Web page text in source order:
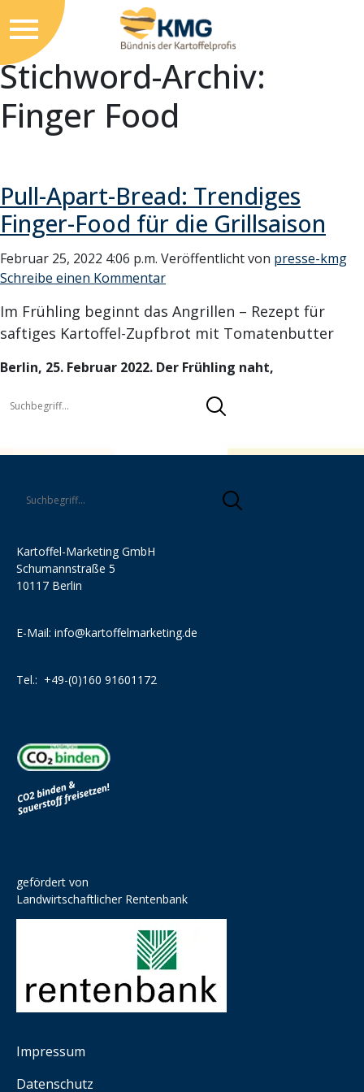
Stichword-Archiv:
Finger Food
Pull-Apart-Bread: Trendiges
Finger-Food für die Grillsaison
Februar 25, 2022 4:06 p.m. Veröffentlicht von presse-kmg
Schreibe einen Kommentar
Im Frühling beginnt das Angrillen – Rezept für
saftiges Kartoffel-Zupfbrot mit Tomatenbutter
Berlin, 25. Februar 2022. Der Frühling naht,
Kartoffel-Marketing GmbH
Schumannstraße 5
10117 Berlin
E-Mail: info@kartoffelmarketing.de
Tel.: +49-(0)160 91601172
gefördert von
Landwirtschaftlicher Rentenbank
Impressum
Datenschutz